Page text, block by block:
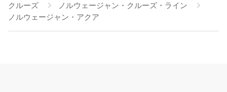
クルーズ
ノルウェージャン・クルーズ・ライン
ノルウェージャン・アクア